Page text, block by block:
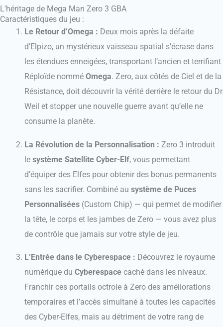
L'héritage de Mega Man Zero 3 GBA
Caractéristiques du jeu :
Le Retour d’Omega : Deux mois après la défaite
d’Elpizo, un mystérieux vaisseau spatial s’écrase dans
les étendues enneigées, transportant l’ancien et terrifiant
Réploïde nomméOmega. Zero, aux côtés de Ciel et de la
Résistance, doit découvrir la vérité derrière le retour du Dr
Weil et stopper une nouvelle guerre avant qu’elle ne
consume la planète.
La Révolution de la Personnalisation : Zero 3 introduit
lesystème Satellite Cyber-Elf, vous permettant
d’équiper des Elfes pour obtenir des bonus permanents
sans les sacrifier. Combiné ausystème de Puces
Personnalisées (Custom Chip) — qui permet de modifier
la tête, le corps et les jambes de Zero — vous avez plus
de contrôle que jamais sur votre style de jeu.
L’Entrée dans le Cyberespace : Découvrez le royaume
numérique duCyberespace caché dans les niveaux.
Franchir ces portails octroie à Zero des améliorations
temporaires et l’accès simultané à toutes les capacités
des Cyber-Elfes, mais au détriment de votre rang de